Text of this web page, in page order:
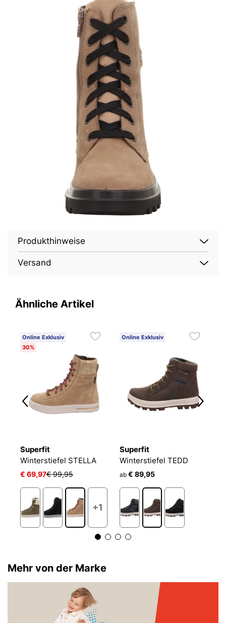
Produkthinweise
Versand
Ähnliche Artikel
Online Exklusiv
30%
Superfit
Winterstiefel STELLA
€ 69,97€ 99,95
+1
Online Exklusiv
Superfit
Winterstiefel TEDD
ab € 89,95
Mehr von der Marke